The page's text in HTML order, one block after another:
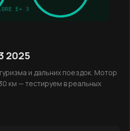
E+ 3
2025
и дальних поездок. Мотор
км — тестируем в реальных